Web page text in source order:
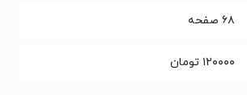
۶۸ صفحه
۱۲۰۰۰۰ تومان